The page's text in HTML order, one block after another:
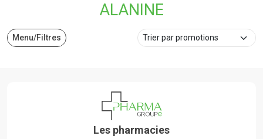
ALANINE
Menu/Filtres
Les pharmacies